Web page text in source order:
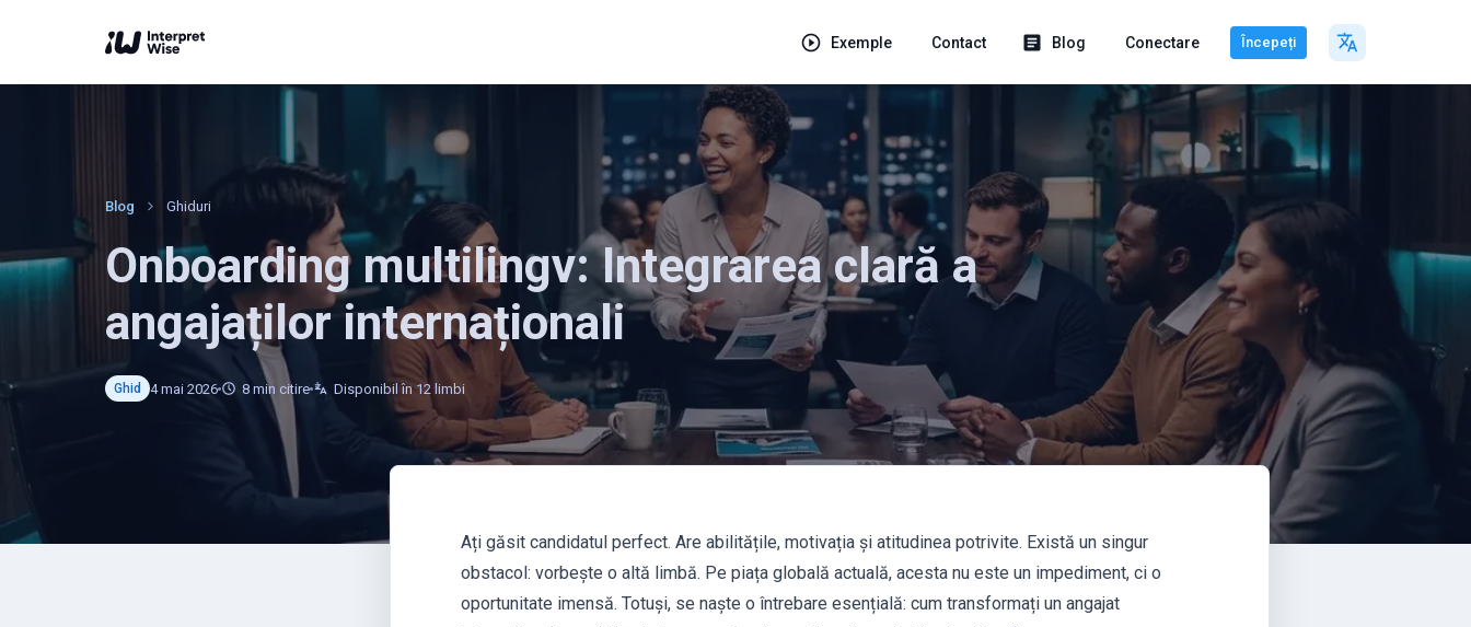
Exemple Contact Blog Conectare Începeți
Blog Ghiduri
Onboarding multilingv: Integrarea clară a
angajaților internaționali
Ghid 4 mai 2026 8 min citire Disponibil în 12 limbi
Ați găsit candidatul perfect. Are abilitățile, motivația și atitudinea potrivite. Există un singur
obstacol: vorbește o altă limbă. Pe piața globală actuală, acesta nu este un impediment, ci o
oportunitate imensă. Totuși, se naște o întrebare esențială: cum transformați un angajat